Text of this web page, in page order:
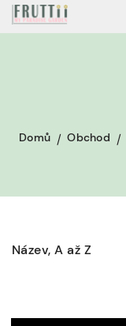
Domů Obchod
Název, A až Z